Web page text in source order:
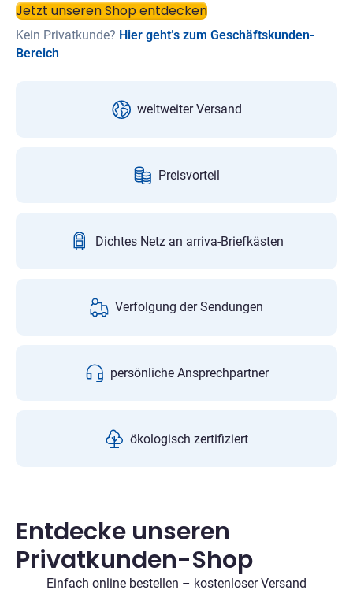
Jetzt unseren Shop entdecken
Kein Privatkunde? Hier geht’s zum Geschäftskunden-
Bereich
weltweiter Versand
Preisvorteil
Dichtes Netz an arriva-Briefkästen
Verfolgung der Sendungen
persönliche Ansprechpartner
ökologisch zertifiziert
Entdecke unseren
Privatkunden-Shop
Einfach online bestellen – kostenloser Versand